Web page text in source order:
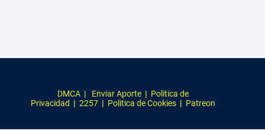
DMCA | Enviar Aporte | Politica de
Privacidad | 2257 | Politica de Cookies | Patreon